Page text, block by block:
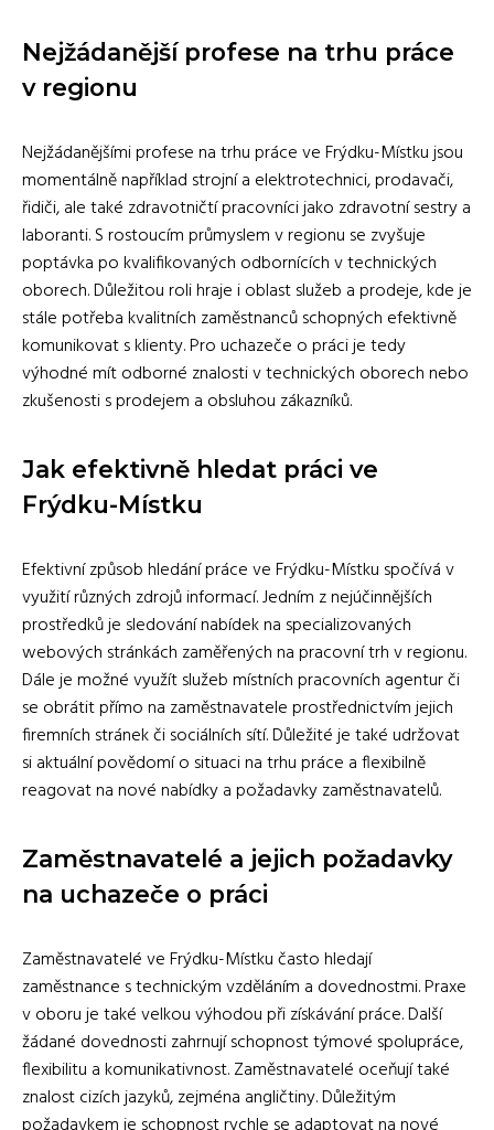
Nejžádanější profese na trhu práce
v regionu
Nejžádanějšími profese na trhu práce ve Frýdku-Místku jsou
momentálně například strojní a elektrotechnici, prodavači,
řidiči, ale také zdravotničtí pracovníci jako zdravotní sestry a
laboranti. S rostoucím průmyslem v regionu se zvyšuje
poptávka po kvalifikovaných odbornících v technických
oborech. Důležitou roli hraje i oblast služeb a prodeje, kde je
stále potřeba kvalitních zaměstnanců schopných efektivně
komunikovat s klienty. Pro uchazeče o práci je tedy
výhodné mít odborné znalosti v technických oborech nebo
zkušenosti s prodejem a obsluhou zákazníků.
Jak efektivně hledat práci ve
Frýdku-Místku
Efektivní způsob hledání práce ve Frýdku-Místku spočívá v
využití různých zdrojů informací. Jedním z nejúčinnějších
prostředků je sledování nabídek na specializovaných
webových stránkách zaměřených na pracovní trh v regionu.
Dále je možné využít služeb místních pracovních agentur či
se obrátit přímo na zaměstnavatele prostřednictvím jejich
firemních stránek či sociálních sítí. Důležité je také udržovat
si aktuální povědomí o situaci na trhu práce a flexibilně
reagovat na nové nabídky a požadavky zaměstnavatelů.
Zaměstnavatelé a jejich požadavky
na uchazeče o práci
Zaměstnavatelé ve Frýdku-Místku často hledají
zaměstnance s technickým vzděláním a dovednostmi. Praxe
v oboru je také velkou výhodou při získávání práce. Další
žádané dovednosti zahrnují schopnost týmové spolupráce,
flexibilitu a komunikativnost. Zaměstnavatelé oceňují také
znalost cizích jazyků, zejména angličtiny. Důležitým